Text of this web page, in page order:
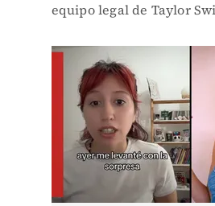
equipo legal de Taylor